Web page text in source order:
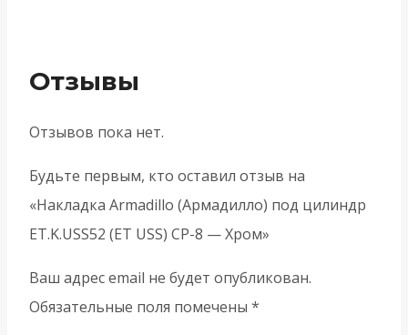
Отзывы
Отзывов пока нет.
Будьте первым, кто оставил отзыв на
«Накладка Armadillo (Армадилло) под цилиндр
ET.K.USS52 (ET USS) CP-8 — Хром»
Ваш адрес email не будет опубликован.
Обязательные поля помечены *